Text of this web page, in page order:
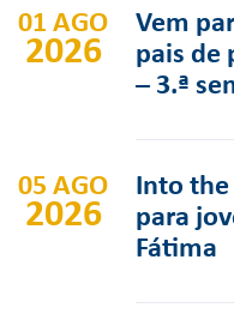
01 AGO
2026
Vem
pais de
– 3.ª
05 AGO
2026
Into
para
Fátima